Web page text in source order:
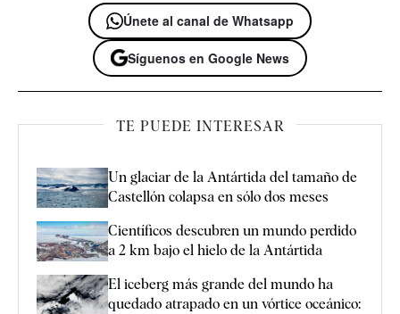
Únete al canal de Whatsapp
Síguenos en Google News
TE PUEDE INTERESAR
Un glaciar de la Antártida del tamaño de
Castellón colapsa en sólo dos meses
Científicos descubren un mundo perdido
a 2 km bajo el hielo de la Antártida
El iceberg más grande del mundo ha
quedado atrapado en un vórtice oceánico: